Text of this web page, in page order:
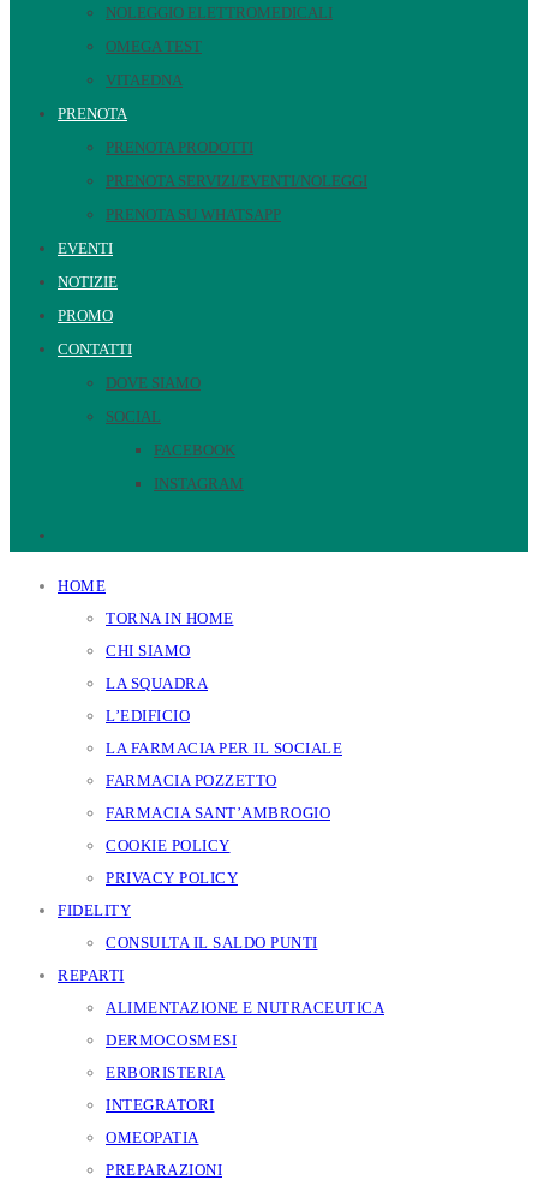
NOLEGGIO ELETTROMEDICALI
OMEGA TEST
VITAEDNA
PRENOTA
PRENOTA PRODOTTI
PRENOTA SERVIZI/EVENTI/NOLEGGI
PRENOTA SU WHATSAPP
EVENTI
NOTIZIE
PROMO
CONTATTI
DOVE SIAMO
SOCIAL
FACEBOOK
INSTAGRAM
HOME
TORNA IN HOME
CHI SIAMO
LA SQUADRA
L’EDIFICIO
LA FARMACIA PER IL SOCIALE
FARMACIA POZZETTO
FARMACIA SANT’AMBROGIO
COOKIE POLICY
PRIVACY POLICY
FIDELITY
CONSULTA IL SALDO PUNTI
REPARTI
ALIMENTAZIONE E NUTRACEUTICA
DERMOCOSMESI
ERBORISTERIA
INTEGRATORI
OMEOPATIA
PREPARAZIONI